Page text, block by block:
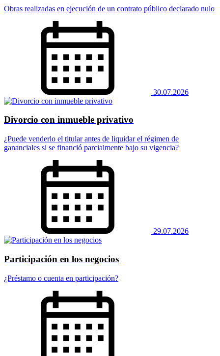
Obras realizadas en ejecución de un contrato público declarado nulo
30.07.2026
Divorcio con inmueble privativo
¿Puede venderlo el titular antes de liquidar el régimen de
gananciales si se financió parcialmente bajo su vigencia?
29.07.2026
Participación en los negocios
¿Préstamo o cuenta en participación?